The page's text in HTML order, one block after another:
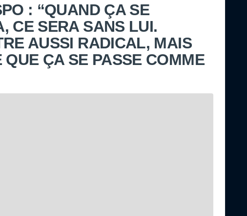
: “QUAND ÇA SE
CE SERA SANS LUI.
AUSSI RADICAL, MAIS
QUE ÇA SE PASSE COMME